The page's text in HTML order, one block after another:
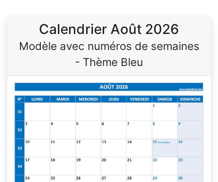
Calendrier Août 2026
Modèle avec numéros de semaines
- Thème Bleu